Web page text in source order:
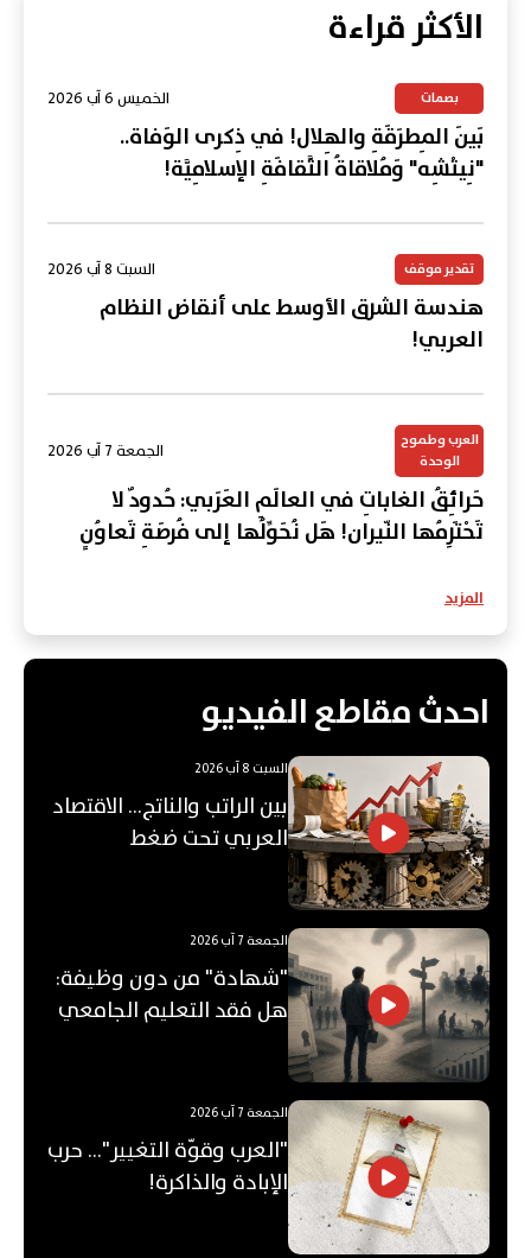
الأكثر قراءة
بصمات الخميس 6 آب 2026
بَينَ المِطرَقَةِ والهِلال! في ذِكرى الوَفاة..
"نِيتْشِه" وَمُلاقاةُ الثَّقافَةِ الإسلامِيَّة!
تقدير موقف السبت 8 آب 2026
هندسة الشرق الأوسط على أنقاض النظام
العربي!
العرب وطموح
الوحدة
الجمعة 7 آب 2026
حَرائِقُ الغاباتِ في العالَمِ العَرَبي: حُدودٌ لا
تَحْتَرِمُها النّيران! هَل نُحَوِّلُها إلى فُرصَةِ تَعاوُنٍ
المزيد
احدث مقاطع الفيديو
السبت 8 آب 2026
بين الراتب والناتج… الاقتصاد
العربي تحت ضغط
الجمعة 7 آب 2026
"شهادة" من دون وظيفة:
هل فقد التعليم الجامعي
الجمعة 7 آب 2026
"العرب وقوّة التغيير"... حرب
الإبادة والذاكرة!